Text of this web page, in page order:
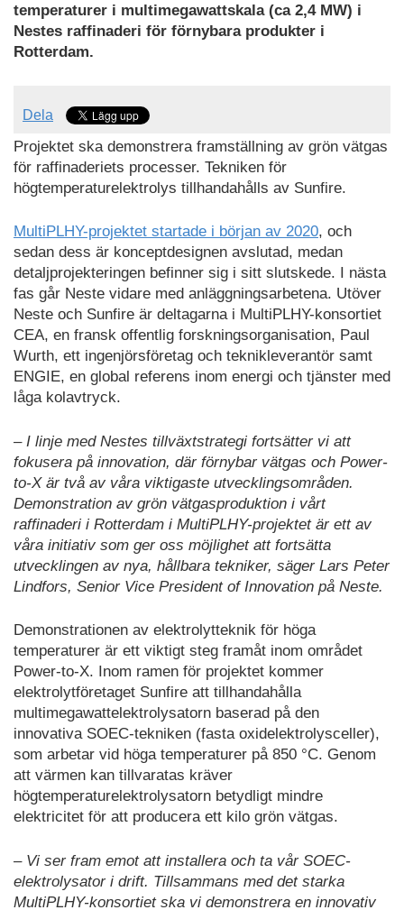
temperaturer i multimegawattskala (ca 2,4 MW) i
Nestes raffinaderi för förnybara produkter i
Rotterdam.
Dela
Projektet ska demonstrera framställning av grön vätgas
för raffinaderiets processer. Tekniken för
högtemperaturelektrolys tillhandahålls av Sunfire.
MultiPLHY-projektet startade i början av 2020, och
sedan dess är konceptdesignen avslutad, medan
detaljprojekteringen befinner sig i sitt slutskede. I nästa
fas går Neste vidare med anläggningsarbetena. Utöver
Neste och Sunfire är deltagarna i MultiPLHY-konsortiet
CEA, en fransk offentlig forskningsorganisation, Paul
Wurth, ett ingenjörsföretag och teknikleverantör samt
ENGIE, en global referens inom energi och tjänster med
låga kolavtryck.
– I linje med Nestes tillväxtstrategi fortsätter vi att
fokusera på innovation, där förnybar vätgas och Power-
to-X är två av våra viktigaste utvecklingsområden.
Demonstration av grön vätgasproduktion i vårt
raffinaderi i Rotterdam i MultiPLHY-projektet är ett av
våra initiativ som ger oss möjlighet att fortsätta
utvecklingen av nya, hållbara tekniker, säger Lars Peter
Lindfors, Senior Vice President of Innovation på Neste.
Demonstrationen av elektrolytteknik för höga
temperaturer är ett viktigt steg framåt inom området
Power-to-X. Inom ramen för projektet kommer
elektrolytföretaget Sunfire att tillhandahålla
multimegawattelektrolysatorn baserad på den
innovativa SOEC-tekniken (fasta oxidelektrolysceller),
som arbetar vid höga temperaturer på 850 °C. Genom
att värmen kan tillvaratas kräver
högtemperaturelektrolysatorn betydligt mindre
elektricitet för att producera ett kilo grön vätgas.
– Vi ser fram emot att installera och ta vår SOEC-
elektrolysator i drift. Tillsammans med det starka
MultiPLHY-konsortiet ska vi demonstrera en innovativ